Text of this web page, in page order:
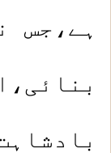
ہے،جس